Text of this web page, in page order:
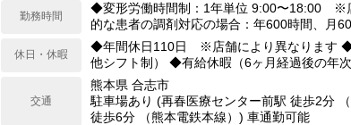
勤務時間
◆変形労働時間制：1年単位 9:00〜18:00 ※
的な患者の調剤対応の場合：年600時間、月
休日・休暇
◆年間休日110日 ※店舗により異なります ◆
他シフト制） ◆有給休暇（6ヶ月経過後の年次
交通
熊本県 合志市
駐車場あり (再春医療センター前駅 徒歩2分
徒歩6分 （熊本電鉄本線）) 車通勤可能